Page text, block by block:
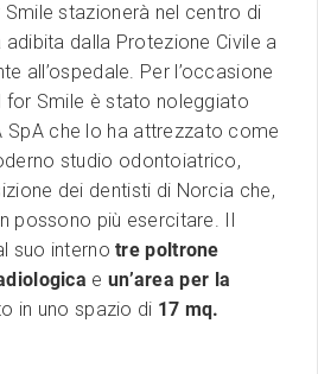
stazionerà nel centro di
adibita dalla Protezione Civile a
all’ospedale. Per l’occasione
for Smile è stato noleggiato
SpA che lo ha attrezzato come
studio odontoiatrico,
dei dentisti di Norcia che,
possono più esercitare. Il
suo internotre poltrone
e un’area per la
in uno spazio di 17 mq.